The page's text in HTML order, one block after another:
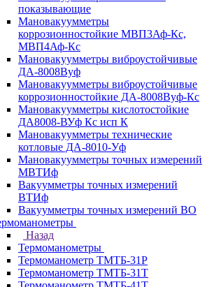
показывающие
Мановакуумметры
коррозионностойкие МВП3Аф-Кс,
МВП4Аф-Кс
Мановакуумметры виброустойчивые
ДА-8008Вуф
Мановакуумметры виброустойчивые
коррозионностойкие ДА-8008Вуф-Кс
Мановакуумметры кислотостойкие
ДА8008-ВУф Кс исп К
Мановакуумметры технические
котловые ДА-8010-Уф
Мановакуумметры точных измерений
МВТИф
Вакуумметры точных измерений
ВТИф
Вакуумметры точных измерений ВО
Назад
Термоманометры
Термоманометр ТМТБ-31Р
Термоманометр ТМТБ-31Т